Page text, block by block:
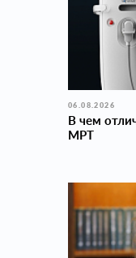
06.08.2026
В чем
MPT